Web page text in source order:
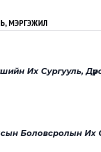
МЭРГЭЖИЛ
Их Сургууль,
Боловсролын Их